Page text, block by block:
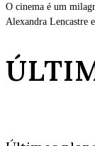
O cinema é um
Alexandra Lencastre